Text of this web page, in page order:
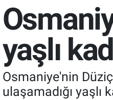
yaşlı
Osmaniye'nin
ulaşamadığı yaşlı